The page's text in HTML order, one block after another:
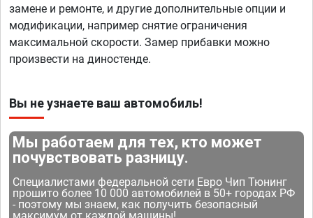
замене и ремонте, и другие дополнительные опции и
модификации, например снятие ограничения
максимальной скорости. Замер прибавки можно
произвести на диностенде.
Вы не узнаете ваш автомобиль!
Мы работаем для тех, кто может
почувствовать разницу.
Специалистами федеральной сети Евро Чип Тюнинг
прошито более 10 000 автомобилей в 50+ городах РФ
- поэтому мы знаем, как получить безопасный